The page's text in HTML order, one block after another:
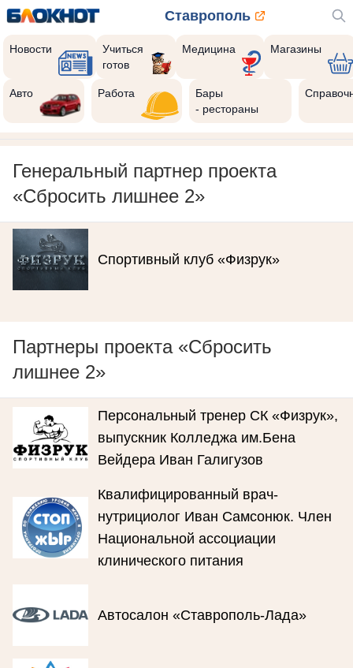
Ставрополь
Новости
Учиться
готов
Медицина Магазины
Авто Работа
Бары
- рестораны
Генеральный партнер проекта
«Сбросить лишнее 2»
Спортивный клуб «Физрук»
Партнеры проекта «Сбросить
лишнее 2»
Персональный тренер СК «Физрук»,
выпускник Колледжа им.Бена
Вейдера Иван Галигузов
Квалифицированный врач-
нутрициолог Иван Самсонюк. Член
Национальной ассоциации
клинического питания
Автосалон «Ставрополь-Лада»